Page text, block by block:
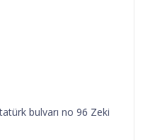
bulvarı no 96 Zeki